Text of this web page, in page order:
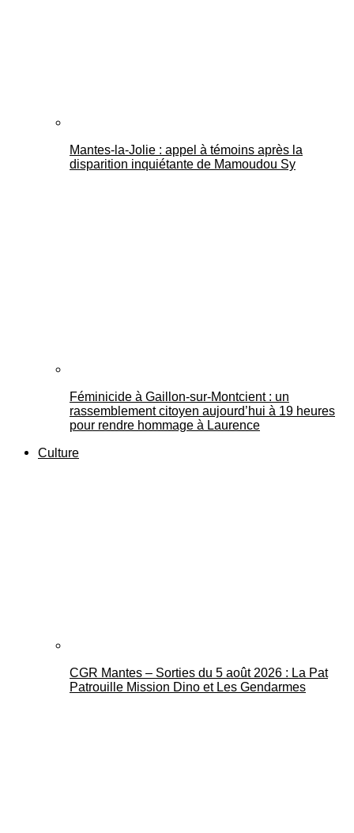
Mantes-la-Jolie : appel à témoins après la
disparition inquiétante de Mamoudou Sy
Féminicide à Gaillon‑sur‑Montcient : un
rassemblement citoyen aujourd’hui à 19 heures
pour rendre hommage à Laurence
Culture
CGR Mantes – Sorties du 5 août 2026 : La Pat
Patrouille Mission Dino et Les Gendarmes